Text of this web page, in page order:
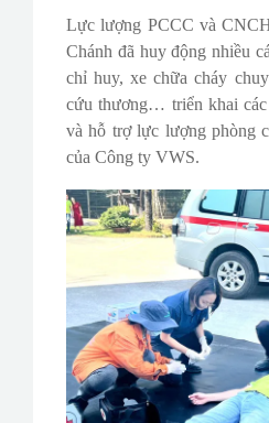
Lực lượng PCCC và
Chánh đã huy động nhiều
chỉ huy, xe chữa cháy
cứu thương… triển khai
và hỗ trợ lực lượng phòng
của Công ty VWS.